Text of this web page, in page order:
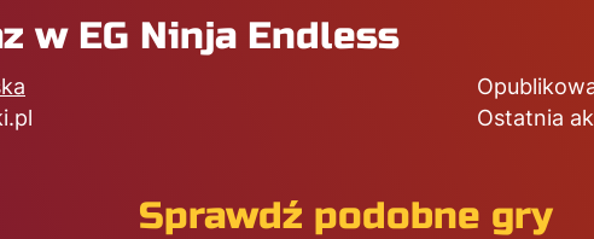
w EG Ninja Endless
Ostatnia
Sprawdź podobne gry